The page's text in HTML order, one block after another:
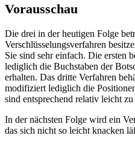
Vorausschau
Die drei in der heutigen Folge
Verschlüsselungsverfahren
Sie sind sehr einfach. Die ersten
lediglich die Buchstaben der
erhalten. Das dritte Verfahren
modifiziert lediglich die
sind entsprechend relativ leicht zu
In der nächsten Folge wird ein
das sich nicht so leicht knacken